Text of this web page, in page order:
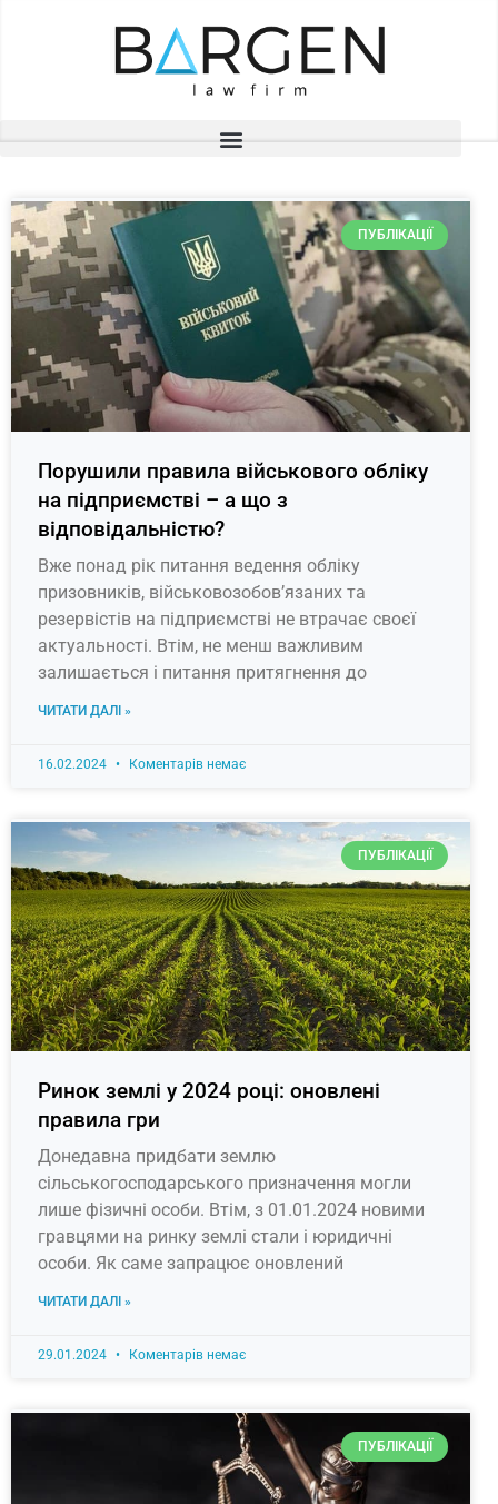
ПУБЛІКАЦІЇ
Порушили правила військового обліку
на підприємстві – а що з
відповідальністю?
Вже понад рік питання ведення обліку
призовників, військовозобов’язаних та
резервістів на підприємстві не втрачає своєї
актуальності. Втім, не менш важливим
залишається і питання притягнення до
ЧИТАТИ ДАЛІ »
16.02.2024 Коментарів немає
ПУБЛІКАЦІЇ
Ринок землі у 2024 році: оновлені
правила гри
Донедавна придбати землю
сільськогосподарського призначення могли
лише фізичні особи. Втім, з 01.01.2024 новими
гравцями на ринку землі стали і юридичні
особи. Як саме запрацює оновлений
ЧИТАТИ ДАЛІ »
29.01.2024 Коментарів немає
ПУБЛІКАЦІЇ